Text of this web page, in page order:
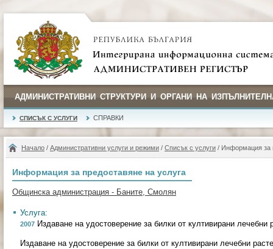
АДМИНИСТРАТИВНИ СТРУКТУРИ И ОРГАНИ НА
СПИСЪК С УСЛУГИ СПРАВКИ
Начало / Административни услуги и режими / Списък с услуги / Информация за
Информация за предоставяне на услуга
Общинска администрация - Баните, Смолян
Услуга:
2007 Издаване на удостоверение за билки от култивирани лечебни
Издаване на удостоверение за билки от култивирани лечебни